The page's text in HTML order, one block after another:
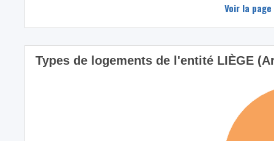
Voir la
Types de logements de l'entité LIÈGE